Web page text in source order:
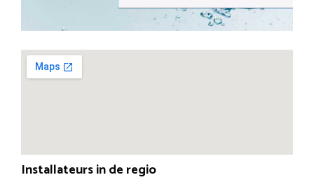
Installateurs in de regio